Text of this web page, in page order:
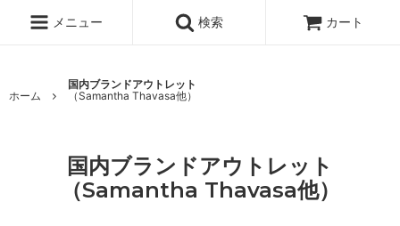
メニュー 検索 カート
ホーム
国内ブランドアウトレット
（Samantha Thavasa他）
国内ブランドアウトレット
（Samantha Thavasa他）